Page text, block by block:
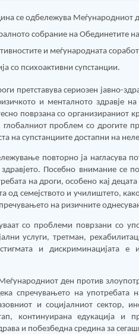
се одбележува Меѓународниот
собрание на Обединетите
и меѓународната
со психоактивни супстанции.
претставува сериозен јавно-
и менталното здравје
поврзана со организираниот
проблем со дрогите
на супстанциите достапни на
повторно ја нагласува
Посебно внимание се
на дроги, особено кај
од семејството и училиштето,
на ризичните
со проблеми поврзани со
услуги, третман,
и дискриминацијата
ден против
спречувањето на употребата
и социјалниот сектор,
континуирана едукација
и побезбедна средина за